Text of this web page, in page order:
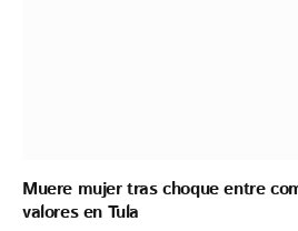
Muere mujer tras choque entre
valores en Tula